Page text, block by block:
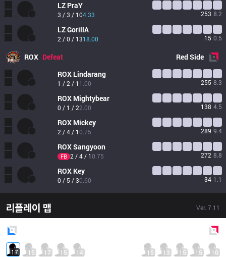
LZ PraY
3 / 3 / 104.33 253 8.2
LZGorillA
2 / 0 / 1318.00 15 0.5
ROX Defeat RedSide
ROX Lindarang
1 / 2 / 1 1.00 255 8.3
ROX Mightybear
0 / 1 / 22.00 138 4.5
ROX Mickey
2 / 4 / 10.75 289 9.4
ROXSangyoon
FB 2 / 4 / 10.75 272 8.8
ROX Key
0 / 5 / 30.60 34 1.1
리플레이 맵 Ver. 7.11
17 15 17 15 14 15 13 15 15 10